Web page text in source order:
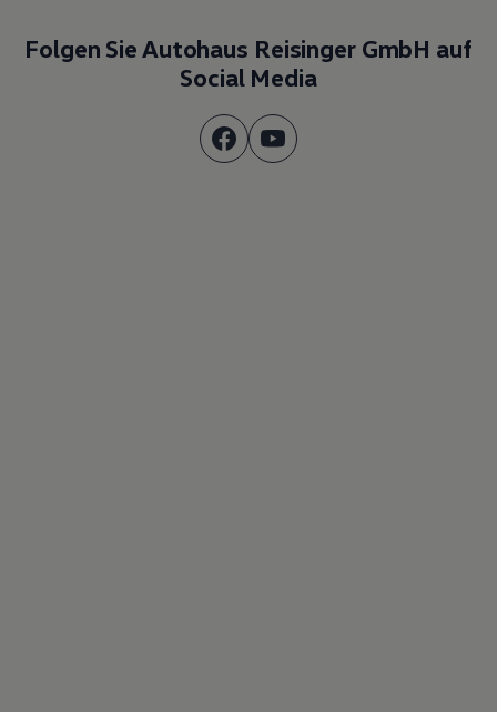
Folgen Sie Autohaus Reisinger GmbH auf
Social Media